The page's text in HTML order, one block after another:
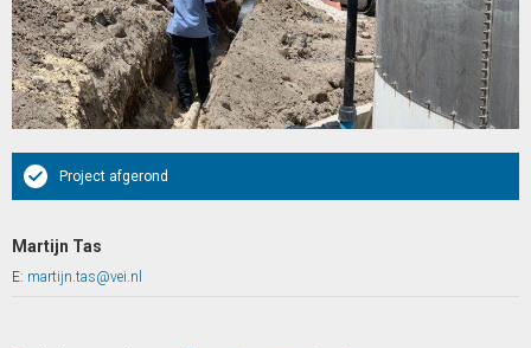
Project afgerond
Martijn Tas
E: martijn.tas@vei.nl